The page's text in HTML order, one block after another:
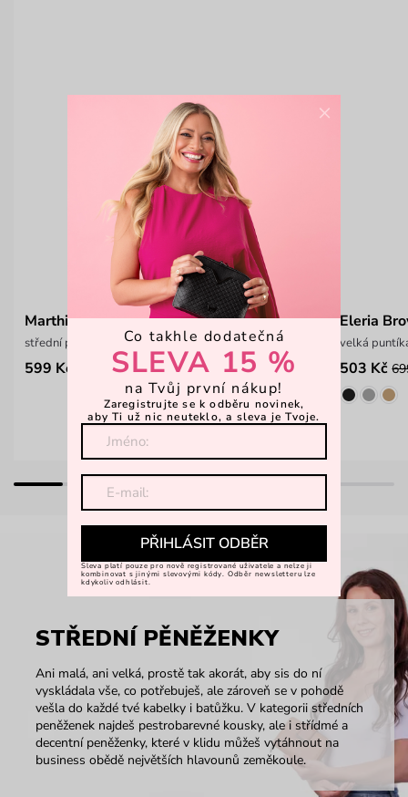
Marthia Brown
střední peněženka na patent
599 Kč
Eleria
velká
503 Kč
STŘEDNÍ PĚNĚŽENKY
Ani malá, ani velká, prostě tak akorát, aby sis do ní
vyskládala vše, co potřebuješ, ale zároveň se v pohodě
vešla do každé tvé kabelky i batůžku. V kategorii středních
peněženek najdeš pestrobarevné kousky, ale i střídmé a
decentní peněženky, které v klidu můžeš vytáhnout na
business obědě největších hlavounů zeměkoule.
×
Co takhle dodatečná
SLEVA 15 %
na Tvůj první nákup!
Zaregistrujte se k odběru novinek,
aby Ti už nic neuteklo, a sleva je Tvoje.
PŘIHLÁSIT ODBĚR
Sleva platí pouze pro nově registrované uživatele a nelze ji
kombinovat s jinými slevovými kódy. Odběr newsletteru lze
kdykoliv odhlásit.